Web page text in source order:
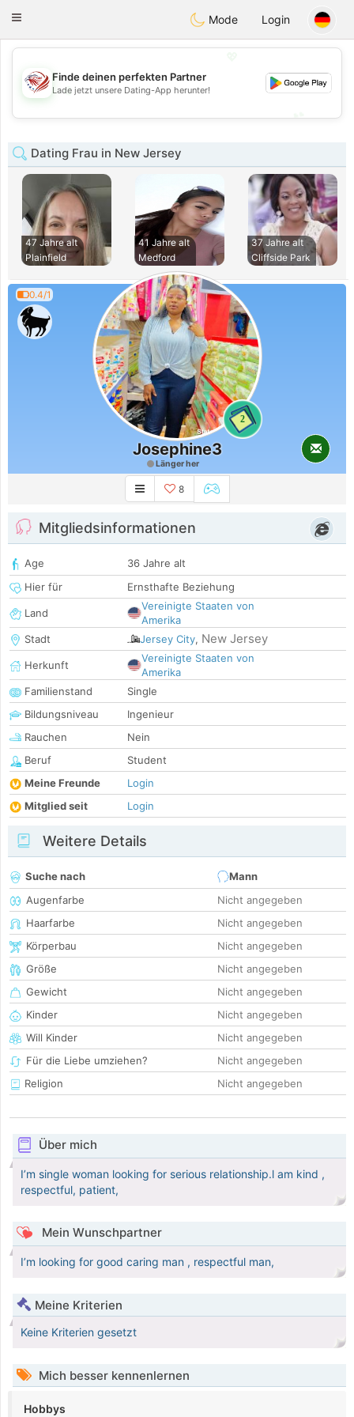
Dating
Toggle
Mode Login
💖
💕
Finde deinen perfekten Partner
Lade jetzt unsere Dating-App herunter!
Dating Frau in New Jersey
47 Jahre alt
Plainfield
41 Jahre alt
Medford
37 Jahre alt
Cliffside Park
0.4/1
2
Josephine3
Länger her
8
Mitgliedsinformationen
Age
36 Jahre alt
Hier für
Ernsthafte Beziehung
Land
Vereinigte Staaten von
Amerika
Stadt
Jersey City, New Jersey
Herkunft
Vereinigte Staaten von
Amerika
Familienstand
Single
Bildungsniveau
Ingenieur
Rauchen
Nein
Beruf
Student
Meine Freunde
Login
Mitglied seit
Login
Weitere Details
Suche nach
Mann
Augenfarbe
Nicht angegeben
Haarfarbe
Nicht angegeben
Körperbau
Nicht angegeben
Größe
Nicht angegeben
Gewicht
Nicht angegeben
Kinder
Nicht angegeben
Will Kinder
Nicht angegeben
Für die Liebe umziehen?
Nicht angegeben
Religion
Nicht angegeben
Über mich
I’m single woman looking for serious relationship.l am kind ,
respectful, patient,
Mein Wunschpartner
I’m looking for good caring man , respectful man,
Meine Kriterien
Keine Kriterien gesetzt
Mich besser kennenlernen
Hobbys